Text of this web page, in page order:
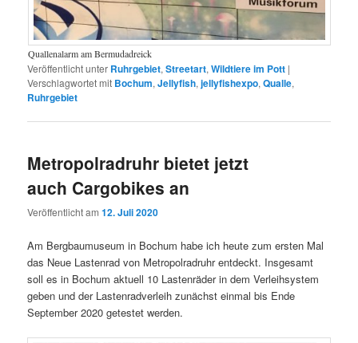
Quallenalarm am Bermudadreick
Veröffentlicht unter Ruhrgebiet,Streetart,Wildtiere im Pott |
Verschlagwortet mit Bochum,Jellyfish,jellyfishexpo,Qualle,
Ruhrgebiet
Metropolradruhr bietet jetzt
auch Cargobikes an
Veröffentlicht am12. Juli 2020
Am Bergbaumuseum in Bochum habe ich heute zum ersten Mal
das Neue Lastenrad von Metropolradruhr entdeckt. Insgesamt
soll es in Bochum aktuell 10 Lastenräder in dem Verleihsystem
geben und der Lastenradverleih zunächst einmal bis Ende
September 2020 getestet werden.